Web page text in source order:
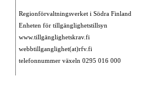
Regionförvaltningsverket i Södra Finland
Enheten för tillgänglighetstillsyn
www.tillgänglighetskrav.fi
webbtillganglighet(at)rfv.fi
telefonnummer växeln 0295 016 000